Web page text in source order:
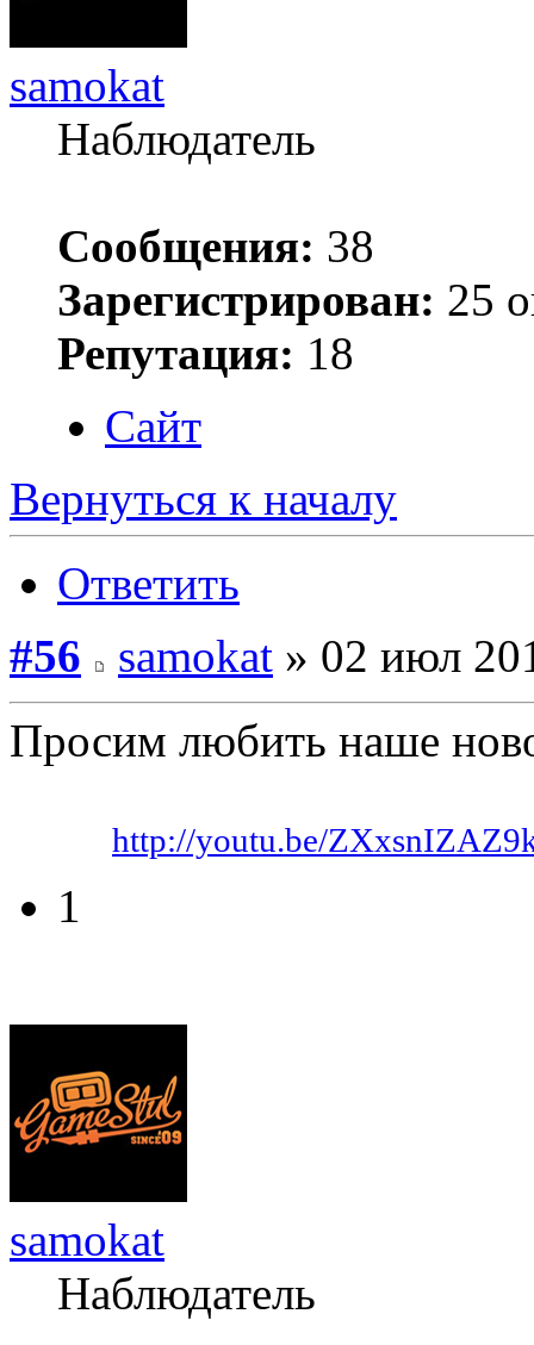
samokat
Наблюдатель
Сообщения: 38
Зарегистрирован: 25
Репутация: 18
Сайт
Вернуться к началу
Ответить
#56
samokat » 02 июл
Просим любить наше
http://youtu.be/
1
samokat
Наблюдатель